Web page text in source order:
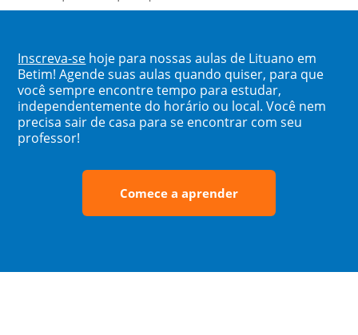
Inscreva-se hoje para nossas aulas de Lituano em
Betim! Agende suas aulas quando quiser, para que
você sempre encontre tempo para estudar,
independentemente do horário ou local. Você nem
precisa sair de casa para se encontrar com seu
professor!
Comece a aprender